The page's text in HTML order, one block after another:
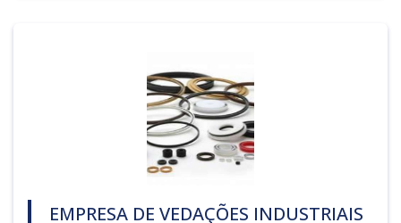
EMPRESA DE VEDAÇÕES INDUSTRIAIS